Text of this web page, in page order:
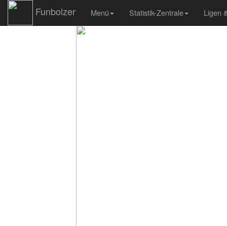
Funbolzer Menü Statistik-Zentrale Ligen